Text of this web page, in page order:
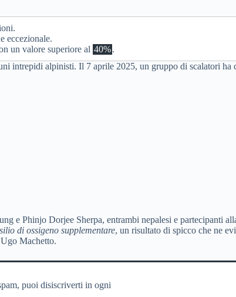
eccezionale.
un valore superiore al 40%.
intrepidi alpinisti. Il 7 aprile 2025, un gruppo di scalatori ha
e Phinjo Dorjee Sherpa, entrambi nepalesi e partecipanti
di ossigeno supplementare, un risultato di spicco che ne
Machetto.
puoi disiscriverti in ogni